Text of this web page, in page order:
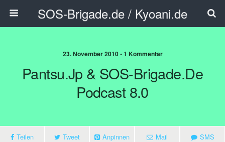
SOS-Brigade.de / Kyoani.de
23. November 2010 • 1 Kommentar
Pantsu.jp & SOS-Brigade.de
Podcast 8.0
Teilen Tweet Anpinnen Mail SMS